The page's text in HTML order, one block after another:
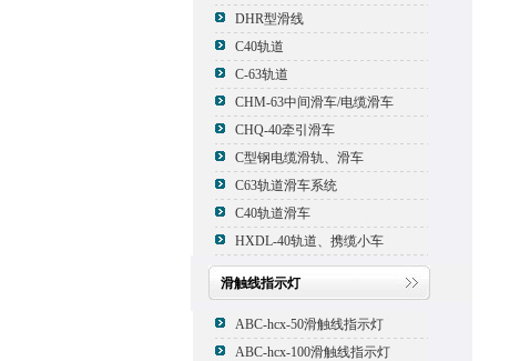
DHR型滑线
C40轨道
C-63轨道
CHM-63中间滑车/电缆滑车
CHQ-40牵引滑车
C型钢电缆滑轨、滑车
C63轨道滑车系统
C40轨道滑车
HXDL-40轨道、携缆小车
滑触线指示灯
ABC-hcx-50滑触线指示灯
ABC-hcx-100滑触线指示灯